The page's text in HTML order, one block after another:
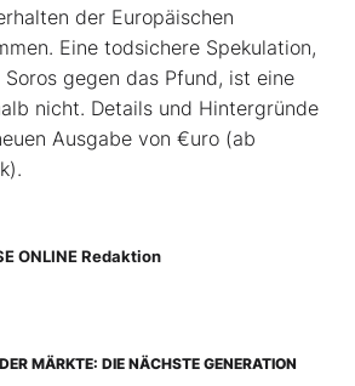
der Europäischen
Eine todsichere Spekulation,
gegen das Pfund, ist eine
nicht. Details und Hintergründe
Ausgabe von €uro (ab
ONLINE Redaktion
MÄRKTE: DIE NÄCHSTE GENERATION